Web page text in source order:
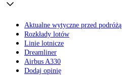
Aktualne wytyczne przed podróżą
Rozkłady lotów
Linie lotnicze
Dreamliner
Airbus A330
Dodaj opinię